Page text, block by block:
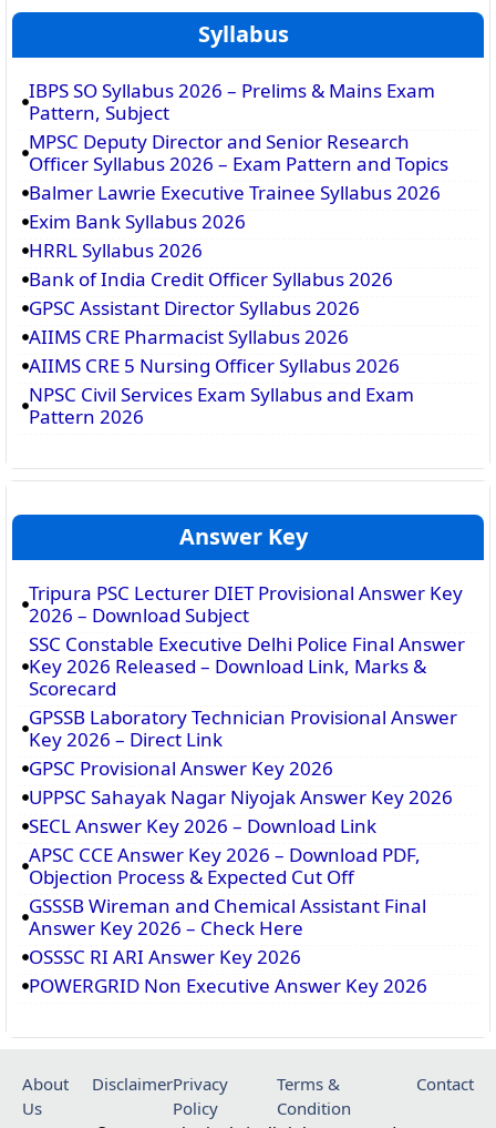
Syllabus
IBPS SO Syllabus 2026 – Prelims & Mains Exam
Pattern, Subject
MPSC Deputy Director and Senior Research
Officer Syllabus 2026 – Exam Pattern and Topics
Balmer Lawrie Executive Trainee Syllabus 2026
Exim Bank Syllabus 2026
HRRL Syllabus 2026
Bank of India Credit Officer Syllabus 2026
GPSC Assistant Director Syllabus 2026
AIIMS CRE Pharmacist Syllabus 2026
AIIMS CRE 5 Nursing Officer Syllabus 2026
NPSC Civil Services Exam Syllabus and Exam
Pattern 2026
Answer Key
Tripura PSC Lecturer DIET Provisional Answer Key
2026 – Download Subject
SSC Constable Executive Delhi Police Final Answer
Key 2026 Released – Download Link, Marks &
Scorecard
GPSSB Laboratory Technician Provisional Answer
Key 2026 – Direct Link
GPSC Provisional Answer Key 2026
UPPSC Sahayak Nagar Niyojak Answer Key 2026
SECL Answer Key 2026 – Download Link
APSC CCE Answer Key 2026 – Download PDF,
Objection Process & Expected Cut Off
GSSSB Wireman and Chemical Assistant Final
Answer Key 2026 – Check Here
OSSSC RI ARI Answer Key 2026
POWERGRID Non Executive Answer Key 2026
About
Us
DisclaimerPrivacy
Policy
Terms &
Condition
Contact